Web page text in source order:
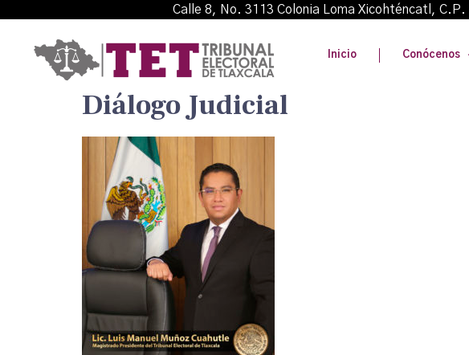
Calle 8, No. 3113 Colonia Loma
Inicio Conócenos
Diálogo Judicial